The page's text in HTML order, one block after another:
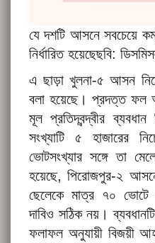
যে দশটি আসনে সবচেয়ে
নির্ধারিত হয়েছেছবি:
এ ছাড়া খুলনা-৫ আসন নিয়ে
বলা হয়েছে। প্রদত্ত ফল
মূল প্রতিদ্বন্দ্বীর
সংখ্যাটি ৫ হাজারের
ভোটসংখ্যার সঙ্গে তা
হয়েছে, পিরোজপুর-২
ছেলেকে মাত্র ৭০ ভোটে
দাবিও সঠিক নয়।
ফলাফল অনুযায়ী বিজয়ী